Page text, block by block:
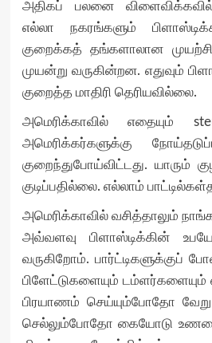
அதிகப் பலனை
எல்லா நகரங்களும்
குறைக்கத் தங்களாலான
முயன்று வருகின்றன. எதுவும்
குறைத்த மாதிரி தெரியவில்லை.
அமெரிக்காவில் எதையும்
அமெரிக்கர்களுக்கு
குறைந்துபோய்விட்டது. யாரும்
குடிப்பதில்லை. எல்லாம்
அமெரிக்காவில் வசித்தாலும்
அவ்வளவு பிளாஸ்டிக்கின்
வருகிறோம். பார்ட்டிகளுக்குப்
பிளேட்டுகளையும் டம்ளர்களையும்
பிரயாணம் செய்யும்போதோ
செல்லும்போதோ கையோடு